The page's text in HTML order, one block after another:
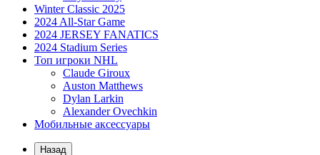
Winter Classic 2025
2024 All-Star Game
2024 JERSEY FANATICS
2024 Stadium Series
Топ игроки NHL
Claude Giroux
Auston Matthews
Dylan Larkin
Alexander Ovechkin
Мобильные аксессуары
Назад